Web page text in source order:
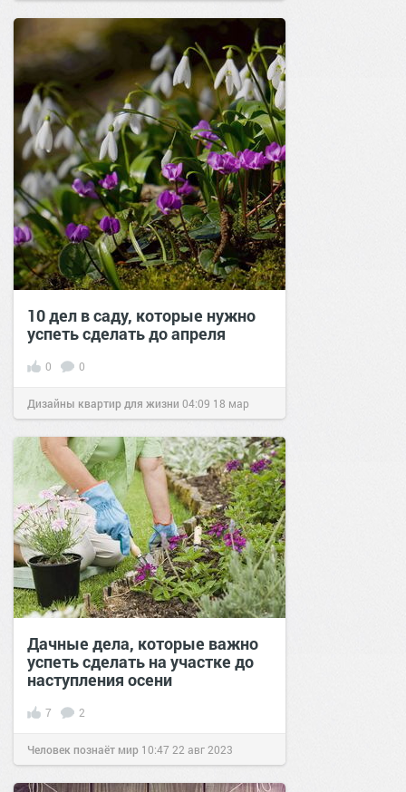
позитива!14:3924 фев 2026
10 дел в саду, которые нужно
успеть сделать до апреля
0 0
Дизайны квартир для жизни 04:09 18 мар
2016
Дачные дела, которые важно
успеть сделать на участке до
наступления осени
7 2
Человек познаёт мир 10:47 22 авг 2023